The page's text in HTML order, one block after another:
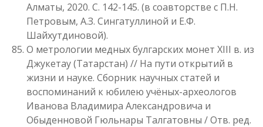
Алматы, 2020. С. 142-145. (в соавторстве с П.Н.
Петровым, А.З. Сингатуллиной и Е.Ф.
Шайхутдиновой).
О метрологии медных булгарских монет XIII в. из
Джукетау (Татарстан) // На пути открытий в
жизни и науке. Сборник научных статей и
воспоминаний к юбилею учёных-археологов
Иванова Владимира Александровича и
Обыденновой Гюльнары Талгатовны / Отв. ред.